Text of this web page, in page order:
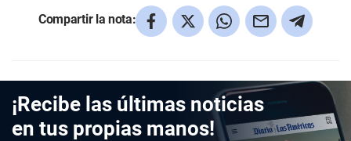
Compartir la nota:
¡Recibe las últimas noticias
en tus propias manos!